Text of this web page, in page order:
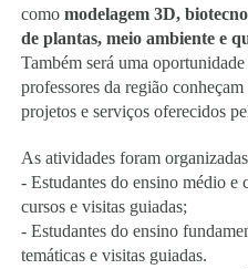
como modelagem 3D,
de plantas, meio ambiente e
Também será uma
professores da região
projetos e serviços oferecidos
As atividades foram
- Estudantes do ensino médio e
cursos e visitas guiadas;
- Estudantes do ensino
temáticas e visitas guiadas.